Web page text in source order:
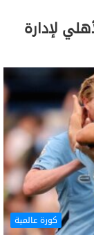
لإدارة
كورة عالمية